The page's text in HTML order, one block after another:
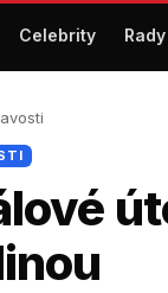
Celebrity